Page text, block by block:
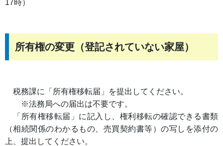
17時）
所有権の変更（登記されていない家屋）
税務課に「所有権移転届」を提出してください。
※法務局への届出は不要です。
「所有権移転届」に記入し、権利移転の確認できる書類
（相続関係のわかるもの、売買契約書等）の写しを添付の
上、提出してください。